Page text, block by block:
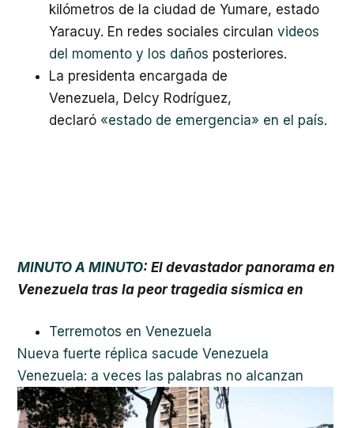
kilómetros de la ciudad de Yumare, estado
Yaracuy. En redes sociales circulan videos
del momento y los daños posteriores.
La presidenta encargada de
Venezuela, Delcy Rodríguez,
declaró «estado de emergencia» en el país.
MINUTO A MINUTO: El devastador panorama en
Venezuela tras la peor tragedia sísmica en
Terremotos en Venezuela
Nueva fuerte réplica sacude Venezuela
Venezuela: a veces las palabras no alcanzan